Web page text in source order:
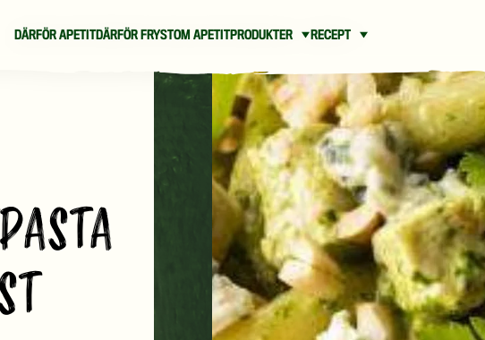
DÄRFÖR APETITDÄRFÖR FRYSTOM APETITPRODUKTER RECEPT